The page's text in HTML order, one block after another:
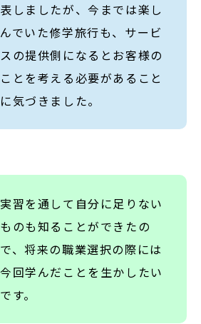
表しましたが、今までは楽し
んでいた修学旅行も、サービ
スの提供側になるとお客様の
ことを考える必要があること
に気づきました。
実習を通して自分に足りない
ものも知ることができたの
で、将来の職業選択の際には
今回学んだことを生かしたい
です。